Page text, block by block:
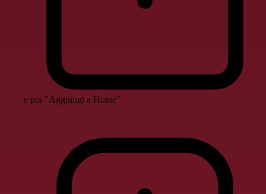
e poi "Aggiungi a Home"